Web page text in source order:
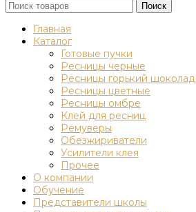
Поиск
Главная
Каталог
Готовые пучки
Ресницы черные
Ресницы горький шоколад
Ресницы цветные
Ресницы омбре
Клей для ресниц
Ремуверы
Обезжириватели
Усилители клея
Прочее
О компании
Обучение
Представители школы